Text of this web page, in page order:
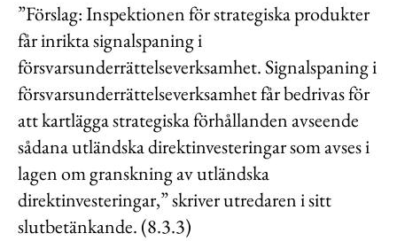
”Förslag: Inspektionen för strategiska produkter
får inrikta signalspaning i
försvarsunderrättelseverksamhet. Signalspaning i
försvarsunderrättelseverksamhet får bedrivas för
att kartlägga strategiska förhållanden avseende
sådana utländska direktinvesteringar som avses i
lagen om granskning av utländska
direktinvesteringar,” skriver utredaren i sitt
slutbetänkande. (8.3.3)